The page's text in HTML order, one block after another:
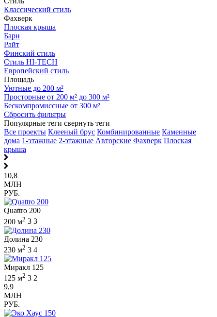
Классический стиль
Фахверк
Плоская крыша
Барн
Райт
Финский стиль
Стиль HI-TECH
Европейский стиль
Площадь
Уютные до 200 м²
Просторные от 200 м² до 300 м²
Бескомпромиссные от 300 м²
Сбросить фильтры
Популярные теги свернуть теги
Все проекты Клееный брус Комбинированные Каменные
дома 1-этажные 2-этажные Авторские Фахверк Плоская
крыша
10,8
МЛН
РУБ.
Quattro 200
200 м2 3 3
Долина 230
230 м2 3 4
Миракл 125
125 м2 3 2
9,9
МЛН
РУБ.